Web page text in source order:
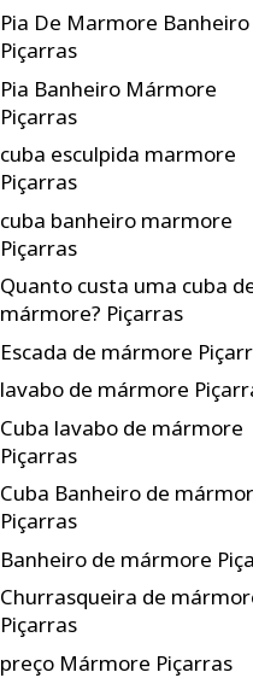
Pia De Marmore Banheiro
Piçarras
Pia Banheiro Mármore
Piçarras
cuba esculpida marmore
Piçarras
cuba banheiro marmore
Piçarras
Quanto custa uma cuba
mármore? Piçarras
Escada de mármore
lavabo de mármore
Cuba lavabo de mármore
Piçarras
Cuba Banheiro de
Piçarras
Banheiro de mármore
Churrasqueira de
Piçarras
preço Mármore Piçarras